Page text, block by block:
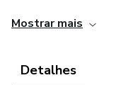
Não construa apenas
engenheiro
Mostrar mais
Detalhes